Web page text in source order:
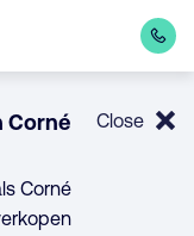
Corné
Corné
Close